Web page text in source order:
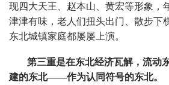
现四大天王、赵本山、黄宏等形象，
津津有味，老人们扭头出门、散步下
东北城镇家庭都屡屡上演。
第三重是在东北经济瓦解，流动
建的东北——作为认同符号的东北。